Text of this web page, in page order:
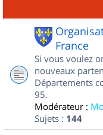
France
Si vous voulez
nouveaux
Départements
95.
Modérateur :
Sujets : 144